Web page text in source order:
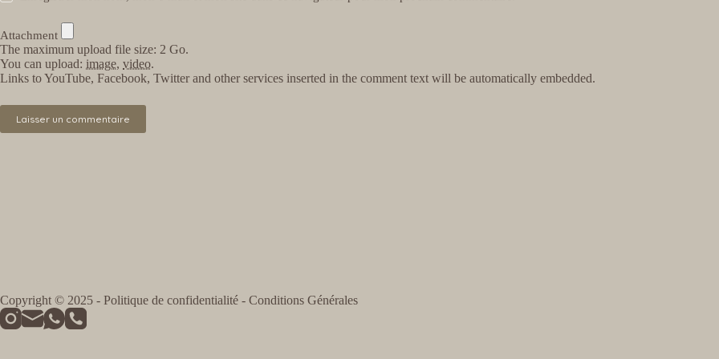
Attachment
The maximum upload file size: 2 Go.
You can upload: image, video.
Links to YouTube, Facebook, Twitter and other services inserted in the comment text will be automatically embedded.
Laisser un commentaire
Copyright © 2025 - Politique de confidentialité - Conditions Générales